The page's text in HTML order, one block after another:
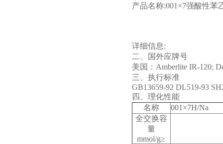
产品名称:001×7强酸性苯
详细信息:
二、国外应牌号
美国：Amberlite IR-120;
三、执行标准
GB13659-92 DL519-93
四、理化性能
名称
001×7H/Na
全交换容
量
mmol/g≥